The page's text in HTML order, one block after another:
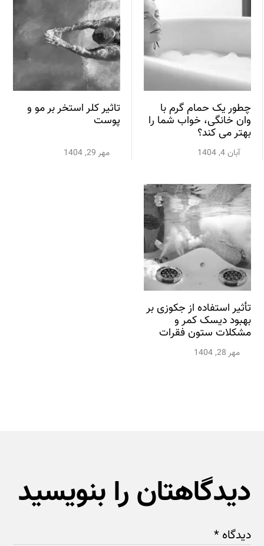
چطور یک حمام گرم با
وان خانگی، خواب شما را
بهتر می کند؟
آبان 4, 1404
تاثیر کلر استخر بر مو و
پوست
مهر 29, 1404
تأثیر استفاده از جکوزی بر
بهبود دیسک کمر و
مشکلات ستون فقرات
مهر 28, 1404
دیدگاهتان را بنویسید
دیدگاه*